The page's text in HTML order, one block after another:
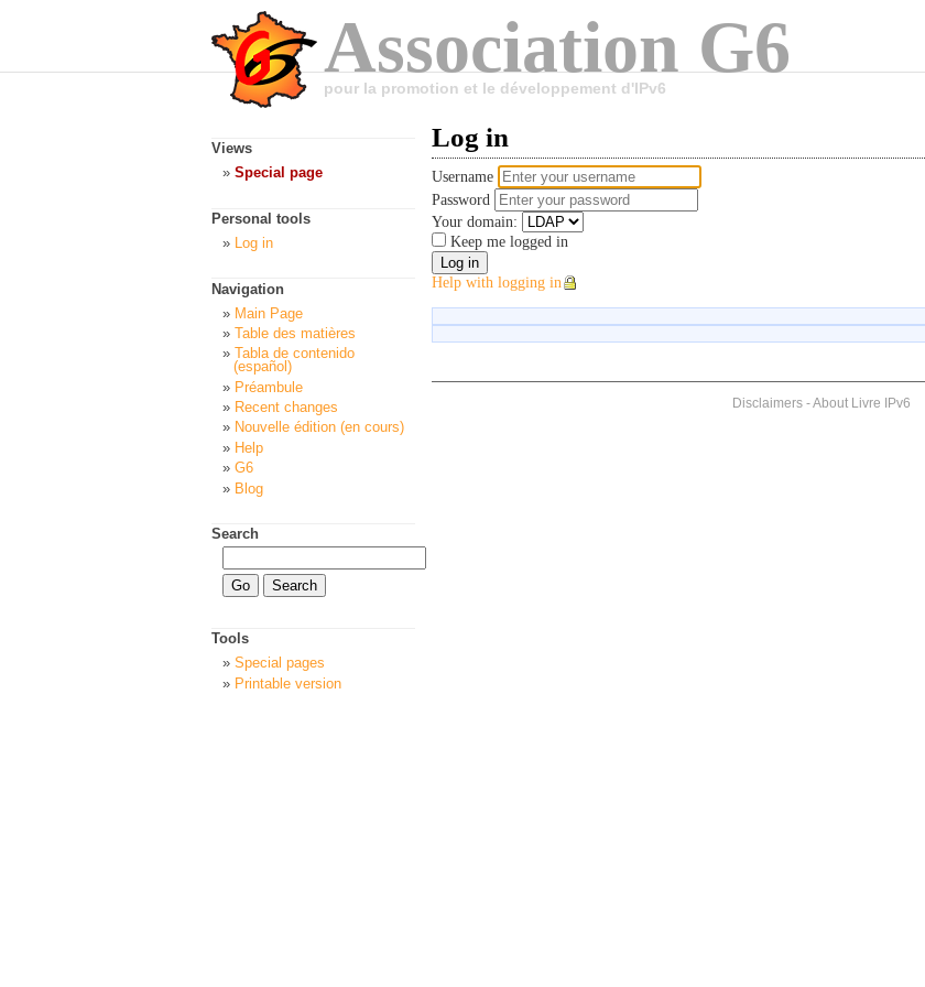
Association G6
pour la promotion et le développement d'IPv6
Log in
Username
Password
Your domain:
Keep me logged in
Help with logging in
Views
Special page
Personal tools
Log in
Navigation
Main Page
Table des matières
Tabla de contenido
(español)
Préambule
Recent changes
Nouvelle édition (en cours)
Help
G6
Blog
Search
Tools
Special pages
Printable version
Disclaimers-About Livre IPv6